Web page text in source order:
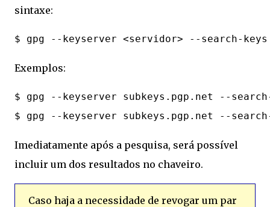
sintaxe:
Exemplos:
$ gpg --keyserver subkeys.pgp.net --
Imediatamente após a pesquisa, será possível
incluir um dos resultados no chaveiro.
Caso haja a necessidade de revogar um par